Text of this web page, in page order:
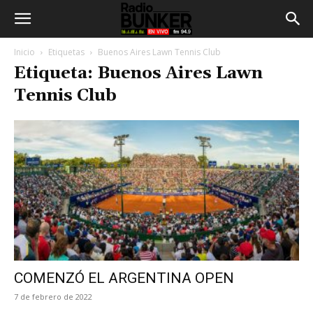
Inicio Etiquetas Buenos Aires Lawn Tennis Club
Etiqueta: Buenos Aires Lawn
Tennis Club
COMENZÓ EL ARGENTINA OPEN
7 de febrero de 2022